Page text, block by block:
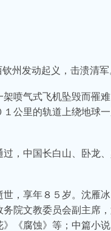
州发动起义，击溃清军
喷气式飞机坠毁而罹
公里的轨道上绕地球
，中国长白山、卧龙
，享年８５岁。沈雁
院文教委员会副主席
《腐蚀》等；中篇小